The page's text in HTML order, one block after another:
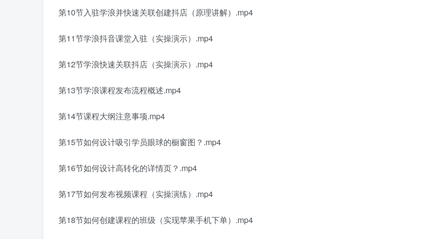
第10节入驻学浪并快速关联创建抖店（原理讲解）.mp4
第11节学浪抖音课堂入驻（实操演示）.mp4
第12节学浪快速关联抖店（实操演示）.mp4
第13节学浪课程发布流程概述.mp4
第14节课程大纲注意事项.mp4
第15节如何设计吸引学员眼球的橱窗图？.mp4
第16节如何设计高转化的详情页？.mp4
第17节如何发布视频课程（实操演练）.mp4
第18节如何创建课程的班级（实现苹果手机下单）.mp4